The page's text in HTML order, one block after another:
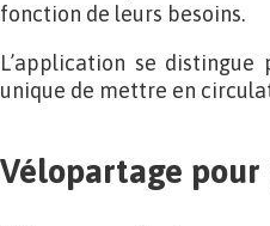
fonction de leurs besoins.
L’application se
unique de mettre en
Vélopartage